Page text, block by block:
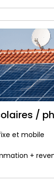
/
et mobile
+